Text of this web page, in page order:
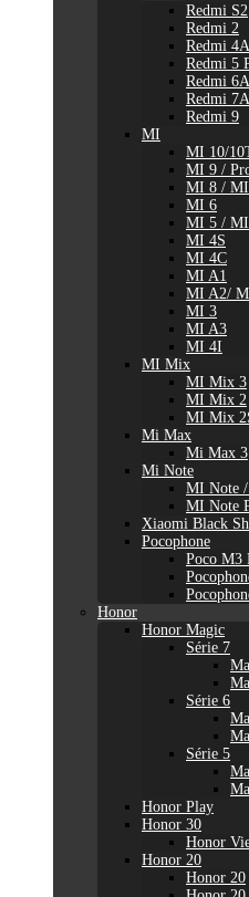
Redmi S2
Redmi 2
Redmi 4A
Redmi 5
Redmi 6A
Redmi 7A
Redmi 9
MI
MI 10/
MI 9 /
MI 8 /
MI 6
MI 5 / MI
MI 4S
MI 4C
MI A1
MI A2/
MI 3
MI A3
MI 4I
MI Mix
MI Mix 3
MI Mix 2
MI Mix
Mi Max
Mi Max 3
Mi Note
MI Note
MI Note
Xiaomi Black
Pocophone
Poco M3
Honor
Honor Magic
Série 7
Série 6
Série 5
Honor Play
Honor 30
Honor
Honor 20
Honor 20